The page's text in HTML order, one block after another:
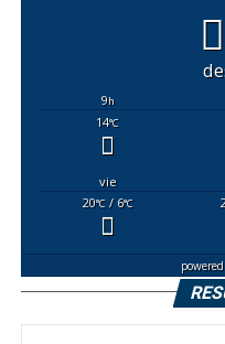
9h
14°C
vie
20°C/ 6°C